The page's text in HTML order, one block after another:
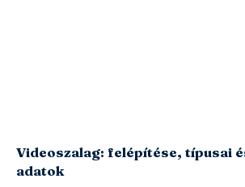
Videoszalag: felépítése, típusai
adatok